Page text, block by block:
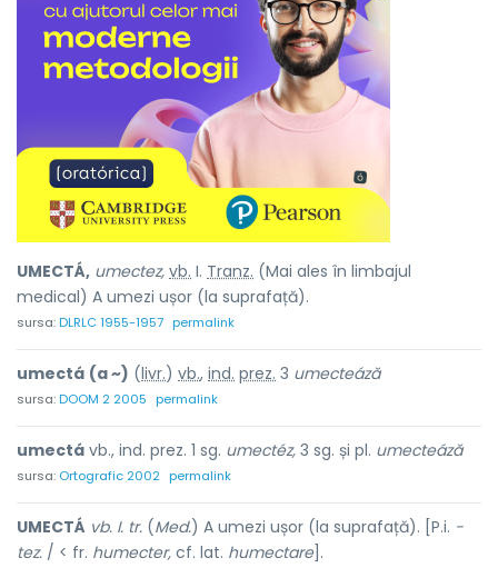
UMECTÁ, umectez, vb. I. Tranz. (Mai ales în limbajul
medical) A umezi ușor (la suprafață).
sursa:DLRLC 1955-1957 permalink
umectá (a ~) (livr.) vb., ind. prez. 3 umecteáză
sursa:DOOM 2 2005 permalink
umectá vb., ind. prez. 1 sg. umectéz, 3 sg. și pl. umecteáză
sursa: Ortografic 2002 permalink
UMECTÁ vb. I. tr. (Med.) A umezi ușor (la suprafață). [P.i. -
tez. / < fr. humecter, cf. lat. humectare].